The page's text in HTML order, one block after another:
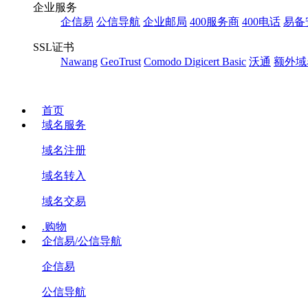
企业服务
企信易 公信导航 企业邮局 400服务商 400电话 易备
SSL证书
Nawang GeoTrust Comodo Digicert Basic 沃通 额外域
首页
域名服务
域名注册
域名转入
域名交易
.购物
企信易/公信导航
企信易
公信导航